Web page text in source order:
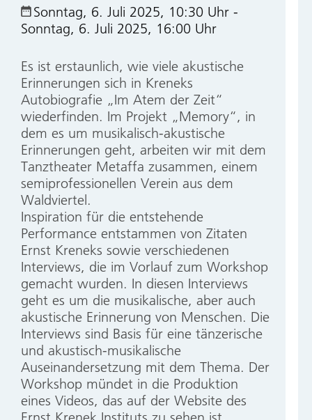
Sonntag, 6. Juli 2025, 10:30 Uhr -
Sonntag, 6. Juli 2025, 16:00 Uhr
Es ist erstaunlich, wie viele akustische
Erinnerungen sich in Kreneks
Autobiografie „Im Atem der Zeit“
wiederfinden. Im Projekt „Memory“, in
dem es um musikalisch-akustische
Erinnerungen geht, arbeiten wir mit dem
Tanztheater Metaffa zusammen, einem
semiprofessionellen Verein aus dem
Waldviertel.
Inspiration für die entstehende
Performance entstammen von Zitaten
Ernst Kreneks sowie verschiedenen
Interviews, die im Vorlauf zum Workshop
gemacht wurden. In diesen Interviews
geht es um die musikalische, aber auch
akustische Erinnerung von Menschen. Die
Interviews sind Basis für eine tänzerische
und akustisch-musikalische
Auseinandersetzung mit dem Thema. Der
Workshop mündet in die Produktion
eines Videos, das auf der Website des